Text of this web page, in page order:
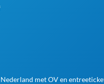
met OV en